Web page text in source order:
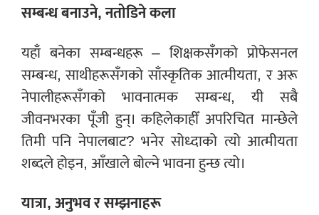
सम्बन्ध बनाउने, नतोडिने कला
यहाँ बनेका सम्बन्धहरू – शिक्षकसँगको प्रोफेसनल
सम्बन्ध, साथीहरूसँगको साँस्कृतिक आत्मीयता, र अरू
नेपालीहरूसँगको भावनात्मक सम्बन्ध, यी सबै
जीवनभरका पूँजी हुन्। कहिलेकाहीँ अपरिचित मान्छेले
तिमी पनि नेपालबाट? भनेर सोध्दाको त्यो आत्मीयता
शब्दले होइन, आँखाले बोल्ने भावना हुन्छ त्यो।
यात्रा, अनुभव र सम्झनाहरू